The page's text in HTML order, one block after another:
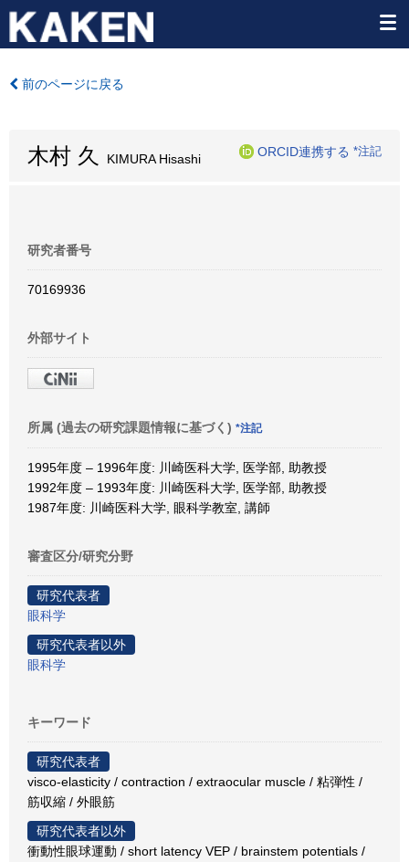
前のページに戻る
木村 久 KIMURA Hisashi
ORCID連携する *注記
研究者番号
70169936
外部サイト
所属 (過去の研究課題情報に基づく) *注記
1995年度 – 1996年度: 川崎医科大学, 医学部, 助教授
1992年度 – 1993年度: 川崎医科大学, 医学部, 助教授
1987年度: 川崎医科大学, 眼科学教室, 講師
審査区分/研究分野
研究代表者
眼科学
研究代表者以外
眼科学
キーワード
研究代表者
visco-elasticity / contraction / extraocular muscle / 粘弾性 /
筋収縮 / 外眼筋
研究代表者以外
衝動性眼球運動 / short latency VEP / brainstem potentials /